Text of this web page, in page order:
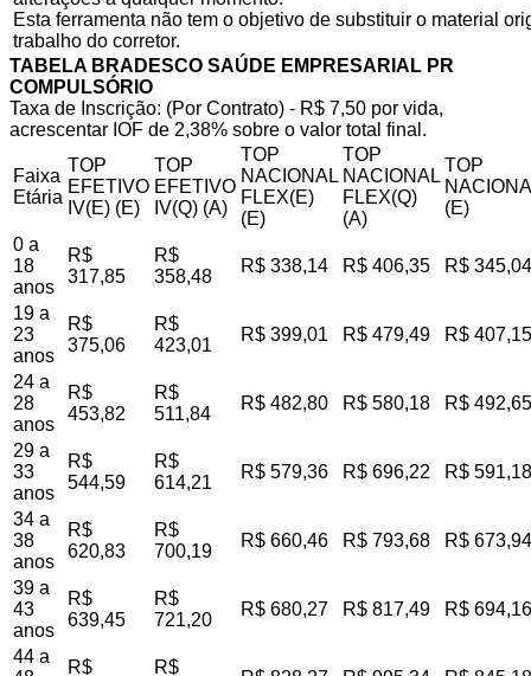
Esta ferramenta não tem o objetivo de substituir o material
trabalho do corretor.
TABELA BRADESCO SAÚDE EMPRESARIAL PR
COMPULSÓRIO
Taxa de Inscrição: (Por Contrato) - R$ 7,50 por vida,
acrescentar IOF de 2,38% sobre o valor total final.
Faixa
Etária
TOP
EFETIVO
IV(E) (E)
TOP
EFETIVO
IV(Q) (A)
TOP
NACIONAL
FLEX(E)
(E)
TOP
NACIONAL
FLEX(Q)
(A)
TOP
(E)
0 a
18
anos
R$
317,85
R$
358,48
R$ 338,14 R$ 406,35 R$ 345,04
19 a
23
anos
R$
375,06
R$
423,01
R$ 399,01 R$ 479,49 R$ 407,15
24 a
28
anos
R$
453,82
R$
511,84
R$ 482,80 R$ 580,18 R$ 492,65
29 a
33
anos
R$
544,59
R$
614,21
R$ 579,36 R$ 696,22 R$ 591,18
34 a
38
anos
R$
620,83
R$
700,19
R$ 660,46 R$ 793,68 R$ 673,94
39 a
43
anos
R$
639,45
R$
721,20
R$ 680,27 R$ 817,49 R$ 694,16
44 a
R$ R$